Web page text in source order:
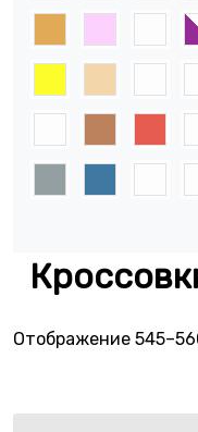
Отображение